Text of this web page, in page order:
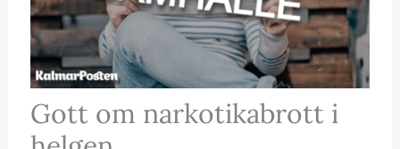
Gott om narkotikabrott i